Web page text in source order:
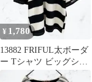
¥ 1,780
13882 FRIFUL太ボーダ
ー Tシャツ ビッグシル
エット Mユニセックス